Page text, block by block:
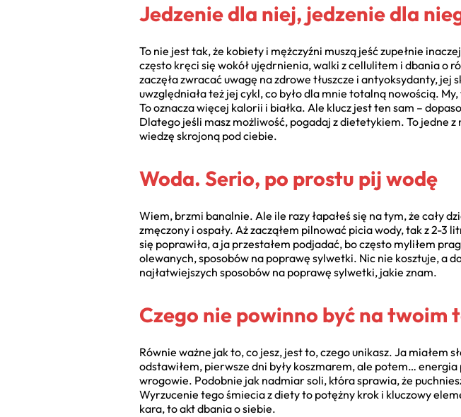
Jedzenie dla niej, jedzenie dla
To nie jest tak, że kobiety i mężczyźni muszą jeść zupełnie
często kręci się wokół ujędrnienia, walki z cellulitem i dbania o
zaczęła zwracać uwagę na zdrowe tłuszcze i antyoksydanty,
uwzględniała też jej cykl, co było dla mnie totalną nowością.
To oznacza więcej kalorii i białka. Ale klucz jest ten sam –
Dlatego jeśli masz możliwość, pogadaj z dietetykiem. To jedne
wiedzę skrojoną pod ciebie.
Woda. Serio, po prostu pij wodę
Wiem, brzmi banalnie. Ale ile razy łapałeś się na tym, że cały
zmęczony i ospały. Aż zacząłem pilnować picia wody, tak z 2-
się poprawiła, a ja przestałem podjadać, bo często myliłem
olewanych, sposobów na poprawę sylwetki. Nic nie kosztuje, a
najłatwiejszych sposobów na poprawę sylwetki, jakie znam.
Czego nie powinno być na twoim
Równie ważne jak to, co jesz, jest to, czego unikasz. Ja miałem
odstawiłem, pierwsze dni były koszmarem, ale potem…
wrogowie. Podobnie jak nadmiar soli, która sprawia, że
Wyrzucenie tego śmiecia z diety to potężny krok i kluczowy
kara, to akt dbania o siebie.